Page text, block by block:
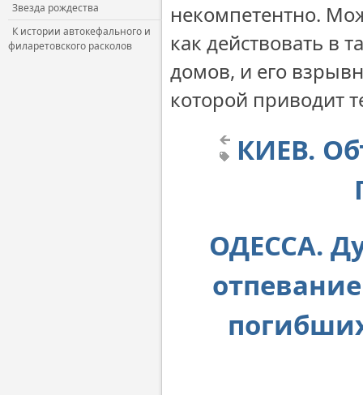
Звезда рождества
К истории автокефального и
филаретовского расколов
некомпетентно.
как действовать в
домов, и его
которой приводит
КИЕВ.
ОДЕССА.